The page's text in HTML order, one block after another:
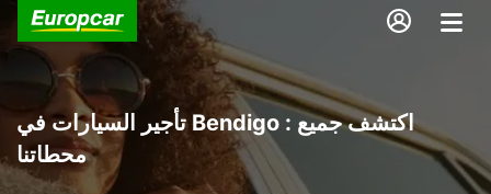
تأجير السيارات في Bendigo : اكتشف جميع
محطاتنا